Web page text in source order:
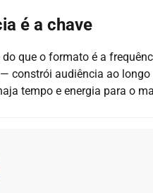
é a chave
que o formato é a
constrói audiência ao
tempo e energia para o